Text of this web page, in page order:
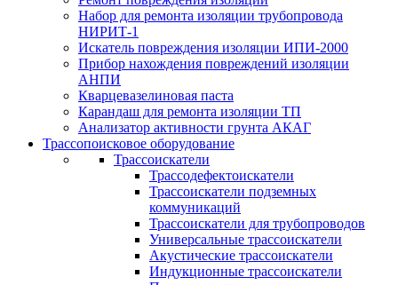
Набор для ремонта изоляции трубопровода
НИРИТ-1
Искатель повреждения изоляции ИПИ-2000
Прибор нахождения повреждений изоляции
АНПИ
Кварцевазелиновая паста
Карандаш для ремонта изоляции ТП
Анализатор активности грунта АКАГ
Трассопоисковое оборудование
Трассоискатели
Трассодефектоискатели
Трассоискатели подземных
коммуникаций
Трассоискатели для трубопроводов
Универсальные трассоискатели
Акустические трассоискатели
Индукционные трассоискатели